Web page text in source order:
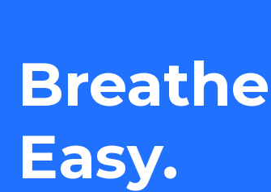
Breathe
Easy.